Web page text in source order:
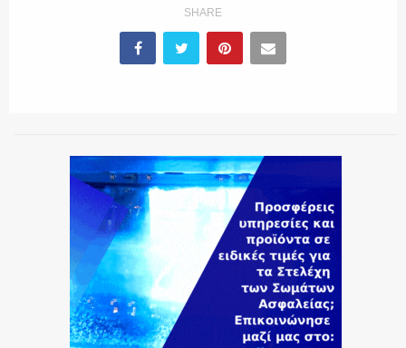
SHARE